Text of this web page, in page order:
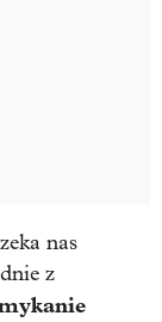
nas
z